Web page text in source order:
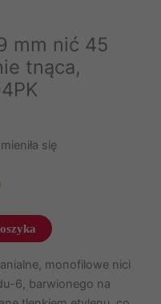
mm nić 45
tnąca,
się
monofilowe nici
6, barwionego na